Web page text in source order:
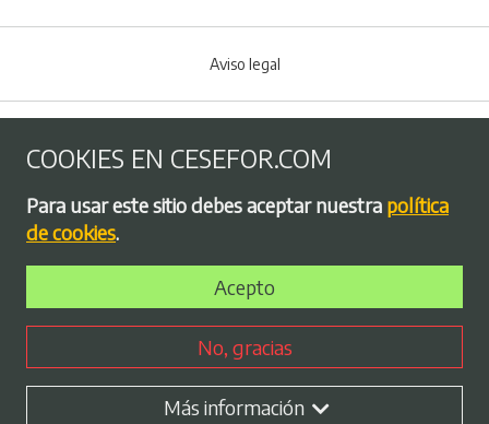
Menú del pie
Aviso legal
Política de privacidad
Bolsa de empleo
Perfil contratante
COOKIES EN CESEFOR.COM
Para usar este sitio debes aceptar nuestra política
de cookies.
Acepto
No, gracias
Más información